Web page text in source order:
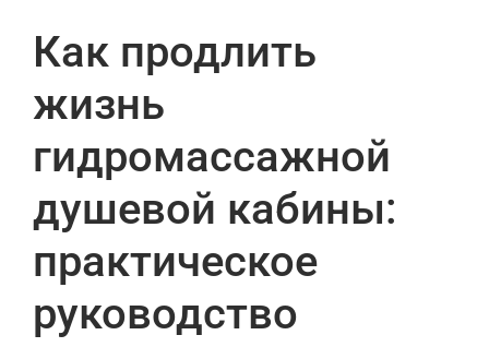
Как продлить
жизнь
гидромассажной
душевой кабины:
практическое
руководство